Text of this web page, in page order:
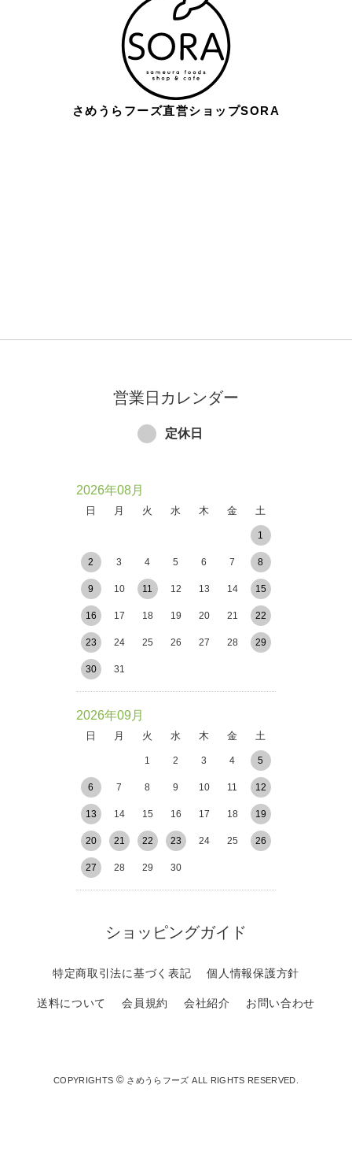
さめうらフーズ直営ショップSORA
営業日カレンダー
定休日
2026年08月
日 月 火 水 木 金 土
1
2 3 4 5 6 7 8
9 10 11 12 13 14 15
16 17 18 19 20 21 22
23 24 25 26 27 28 29
30 31
2026年09月
日 月 火 水 木 金 土
1 2 3 4 5
6 7 8 9 10 11 12
13 14 15 16 17 18 19
20 21 22 23 24 25 26
27 28 29 30
ショッピングガイド
特定商取引法に基づく表記 個人情報保護方針
送料について 会員規約 会社紹介 お問い合わせ
COPYRIGHTS © さめうらフーズ ALL RIGHTS RESERVED.